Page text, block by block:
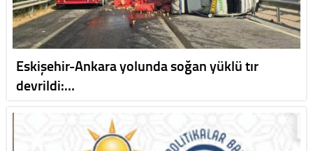
Eskişehir-Ankara yolunda soğan yüklü tır
devrildi:…